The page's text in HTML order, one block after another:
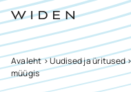
Avaleht>Uudised ja üritused
müügis